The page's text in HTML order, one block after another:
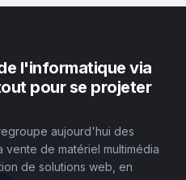
l'informatique via
pour se projeter
aujourd'hui des
de matériel multimédia
de solutions web, en